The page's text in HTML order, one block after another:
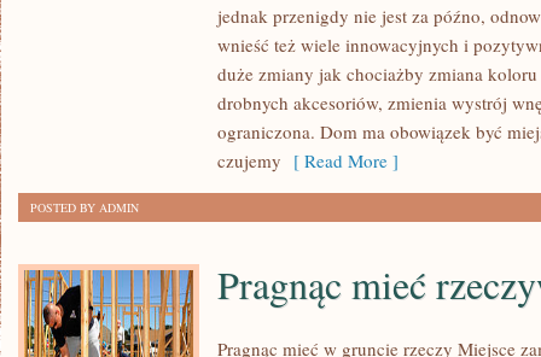
KTÓRZY
DECYDUJĄ
ZBUDOWANIE
SWOJEGO
DOMU
MOGĄ
jednak przenigdy nie jest za późno,
wnieść też wiele innowacyjnych i
duże zmiany jak chociażby zmiana
drobnych akcesoriów, zmienia wystrój
ograniczona. Dom ma obowiązek być
czujemy [ Read More ]
POSTED BY ADMIN
Pragnąc mieć
Pragnąc mieć w gruncie rzeczy Miejsce